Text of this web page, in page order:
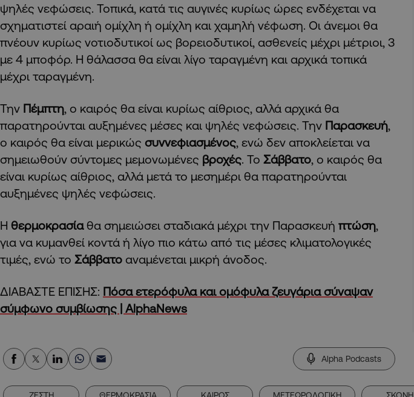
ψηλές νεφώσεις. Τοπικά, κατά τις αυγινές κυρίως ώρες ενδέχεται να
σχηματιστεί αραιή ομίχλη ή ομίχλη και χαμηλή νέφωση. Οι άνεμοι θα
πνέουν κυρίως νοτιοδυτικοί ως βορειοδυτικοί, ασθενείς μέχρι μέτριοι, 3
με 4 μποφόρ. Η θάλασσα θα είναι λίγο ταραγμένη και αρχικά τοπικά
μέχρι ταραγμένη.
Την Πέμπτη, ο καιρός θα είναι κυρίως αίθριος, αλλά αρχικά θα
παρατηρούνται αυξημένες μέσες και ψηλές νεφώσεις. Την Παρασκευή,
ο καιρός θα είναι μερικώς συννεφιασμένος, ενώ δεν αποκλείεται να
σημειωθούν σύντομες μεμονωμένες βροχές. Το Σάββατο, ο καιρός θα
είναι κυρίως αίθριος, αλλά μετά το μεσημέρι θα παρατηρούνται
αυξημένες ψηλές νεφώσεις.
Η θερμοκρασίαθα σημειώσει σταδιακά μέχρι την Παρασκευή πτώση,
για να κυμανθεί κοντά ή λίγο πιο κάτω από τις μέσες κλιματολογικές
τιμές, ενώ το Σάββατο αναμένεται μικρή άνοδος.
ΔΙΑΒΑΣΤΕ ΕΠΙΣΗΣ: Πόσα ετερόφυλα και ομόφυλα ζευγάρια σύναψαν
σύμφωνο συμβίωσης | AlphaNews
Alpha Podcasts
ΖΕΣΤΗ ΘΕΡΜΟΚΡΑΣΙΑ ΚΑΙΡΟΣ ΜΕΤΕΩΡΟΛΟΓΙΚΗ ΣΚΟΝΗ